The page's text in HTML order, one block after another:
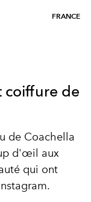
FRANCE
coiffure de
de Coachella
d'œil aux
qui ont